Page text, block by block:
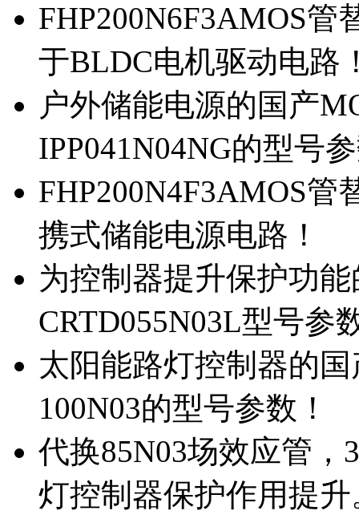
FHP200N6F3AMOS管
于BLDC电机驱动电路
户外储能电源的国产
IPP041N04NG的型号
FHP200N4F3AMOS管
携式储能电源电路！
为控制器提升保护功
CRTD055N03L型号参
太阳能路灯控制器的
100N03的型号参数！
代换85N03场效应管
灯控制器保护作用提升